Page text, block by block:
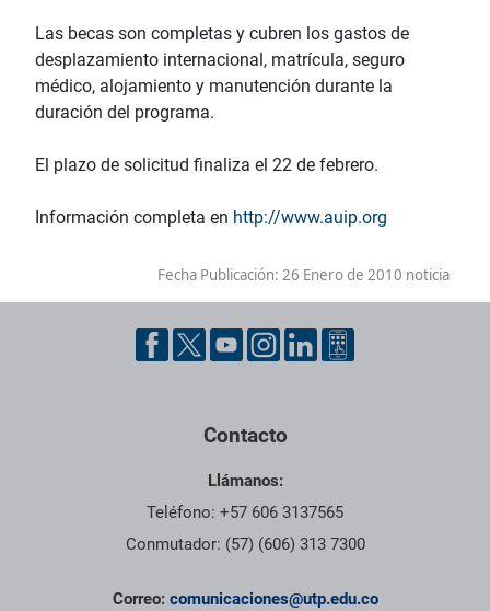
Las becas son completas y cubren los gastos de
desplazamiento internacional, matrícula, seguro
médico, alojamiento y manutención durante la
duración del programa.
El plazo de solicitud finaliza el 22 de febrero.
Información completa en http://www.auip.org
Fecha Publicación: 26 Enero de 2010 noticia
Contacto
Llámanos:
Teléfono: +57 606 3137565
Conmutador: (57) (606) 313 7300
Correo: comunicaciones@utp.edu.co